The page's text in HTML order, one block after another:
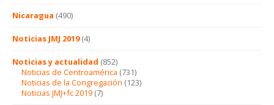
Nicaragua (490)
Noticias JMJ 2019(4)
Noticias y actualidad (852)
Noticias de Centroamérica (731)
Noticias de la Congregación (123)
Noticias JMJ+fc 2019 (7)